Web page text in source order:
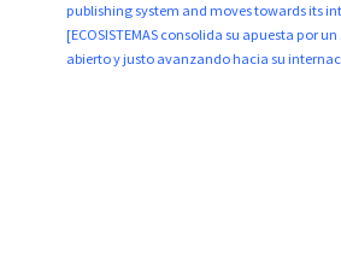
publishing system and moves towards its
[ECOSISTEMAS consolida su apuesta por
abierto y justo avanzando hacia su